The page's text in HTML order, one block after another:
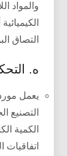
والمواد
التصاق
ه.
يعمل
الكمية